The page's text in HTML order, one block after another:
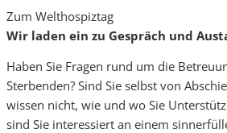
Zum Welthospiztag
Wir laden ein zu Gespräch und
Haben Sie Fragen rund um die
Sterbenden? Sind Sie selbst von
wissen nicht, wie und wo Sie
sind Sie interessiert an einem